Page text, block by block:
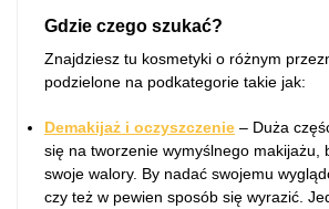
Gdzie czego szukać?
Znajdziesz tu kosmetyki o różnym
podzielone na podkategorie takie jak:
Demakijaż i oczyszczenie – Duża
się na tworzenie wymyślnego makijażu,
swoje walory. By nadać swojemu
czy też w pewien sposób się wyrazić.